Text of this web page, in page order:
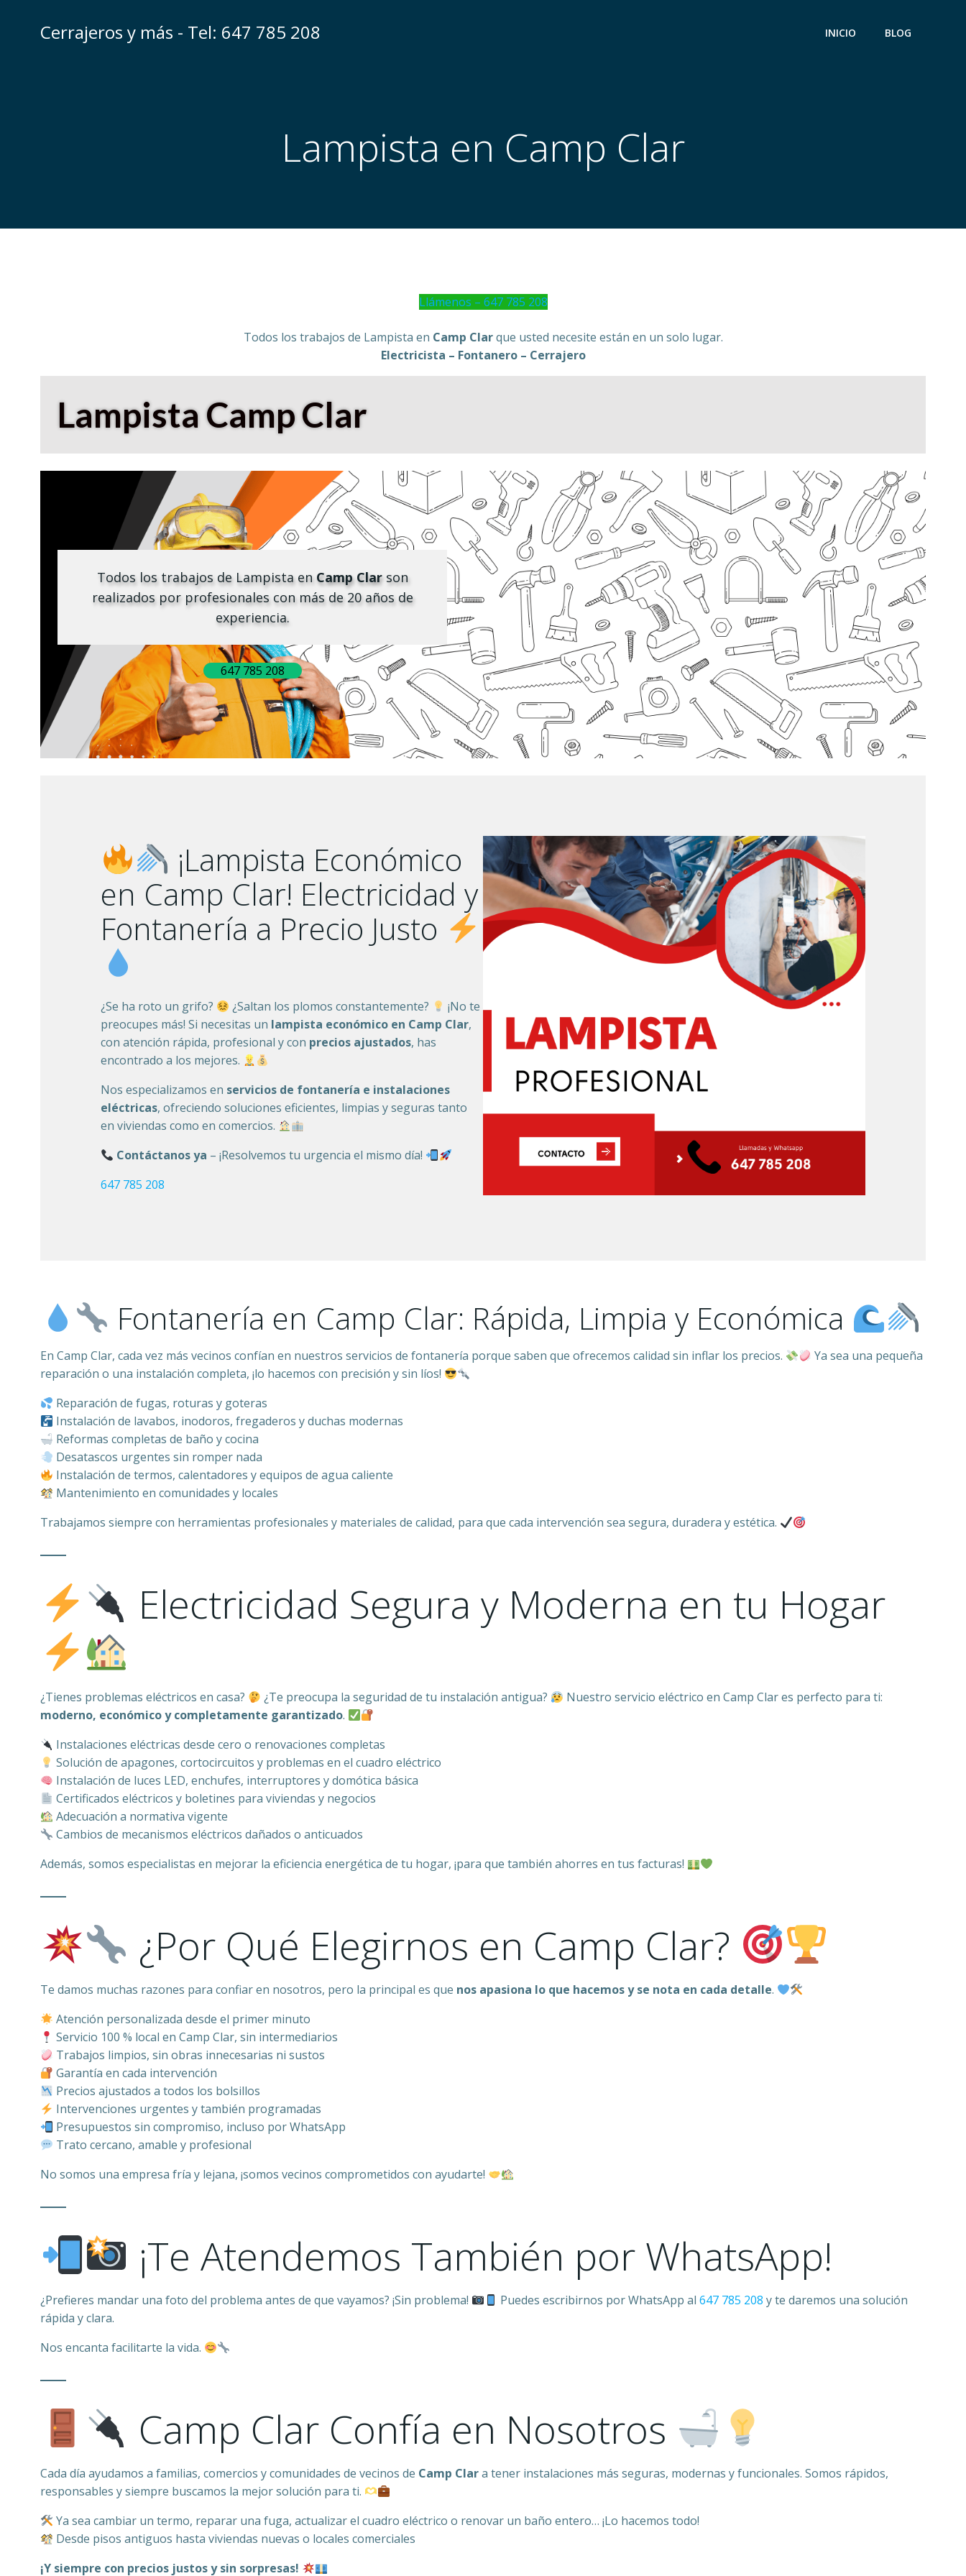
contenidoCerrajeros y más - Tel: 647 785 208 INICIO BLOG
Lampista en Camp Clar
Llámenos – 647 785 208
Todos los trabajos de Lampista en Camp Clarque usted necesite están en un solo lugar.
Electricista – Fontanero – Cerrajero
LampistaCamp Clar
Todos los trabajos de Lampista en Camp Clarson
realizados por profesionales con más de 20 años de
experiencia.
647 785 208
¡Lampista Económico
en Camp Clar! Electricidad y
Fontanería a Precio Justo
¿Se ha roto un grifo? ¿Saltan los plomos constantemente?
¡No te
preocupes más! Si necesitas un lampista económico en Camp Clar,
con atención rápida, profesional y con precios ajustados, has
encontrado a los mejores.
Nos especializamos en servicios de fontanería e instalaciones
eléctricas, ofreciendo soluciones eficientes, limpias y seguras tanto
en viviendas como en comercios.
Contáctanos ya – ¡Resolvemos tu urgencia el mismo día!
647 785 208
Fontanería en Camp Clar: Rápida, Limpia y Económica
En Camp Clar, cada vez más vecinos confían en nuestros servicios de fontanería porque saben que ofrecemos calidad sin inflar los precios.
Ya sea una pequeña
reparación o una instalación completa, ¡lo hacemos con precisión y sin líos!
Reparación de fugas, roturas y goteras
Instalación de lavabos, inodoros, fregaderos y duchas modernas
Reformas completas de baño y cocina
Desatascos urgentes sin romper nada
Instalación de termos, calentadores y equipos de agua caliente
Mantenimiento en comunidades y locales
Trabajamos siempre con herramientas profesionales y materiales de calidad, para que cada intervención sea segura, duradera y estética.
Electricidad Segura y Moderna en tu Hogar
¿Tienes problemas eléctricos en casa? ¿Te preocupa la seguridad de tu instalación antigua?
Nuestro servicio eléctrico en Camp Clar es perfecto para ti:
moderno, económico y completamente garantizado.
Instalaciones eléctricas desde cero o renovaciones completas
Solución de apagones, cortocircuitos y problemas en el cuadro eléctrico
Instalación de luces LED, enchufes, interruptores y domótica básica
Certificados eléctricos y boletines para viviendas y negocios
Adecuación a normativa vigente
Cambios de mecanismos eléctricos dañados o anticuados
Además, somos especialistas en mejorar la eficiencia energética de tu hogar, ¡para que también ahorres en tus facturas!
¿Por Qué Elegirnos en Camp Clar?
Te damos muchas razones para confiar en nosotros, pero la principal es que nos apasiona lo que hacemos y se nota en cada detalle.
Atención personalizada desde el primer minuto
Servicio 100 % local en Camp Clar, sin intermediarios
Trabajos limpios, sin obras innecesarias ni sustos
Garantía en cada intervención
Precios ajustados a todos los bolsillos
Intervenciones urgentes y también programadas
Presupuestos sin compromiso, incluso por WhatsApp
Trato cercano, amable y profesional
No somos una empresa fría y lejana, ¡somos vecinos comprometidos con ayudarte!
¡Te Atendemos También por WhatsApp!
¿Prefieres mandar una foto del problema antes de que vayamos? ¡Sin problema! Puedes escribirnos por WhatsApp al647 785 208 y te daremos una solución
rápida y clara.
Nos encanta facilitarte la vida.
Camp Clar Confía en Nosotros
Cada día ayudamos a familias, comercios y comunidades de vecinos de Camp Clara tener instalaciones más seguras, modernas y funcionales. Somos rápidos,
responsables y siempre buscamos la mejor solución para ti.
Ya sea cambiar un termo, reparar una fuga, actualizar el cuadro eléctrico o renovar un baño entero… ¡Lo hacemos todo!
Desde pisos antiguos hasta viviendas nuevas o locales comerciales
¡Y siempre con precios justos y sin sorpresas!